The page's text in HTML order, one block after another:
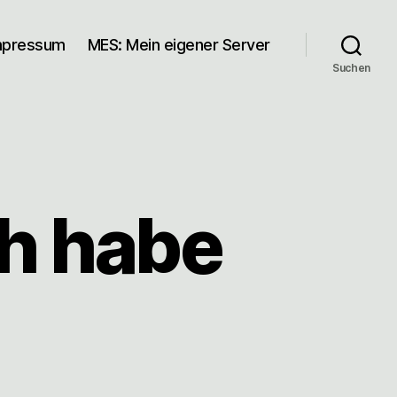
MES: Mein eigener Server
Suchen
habe